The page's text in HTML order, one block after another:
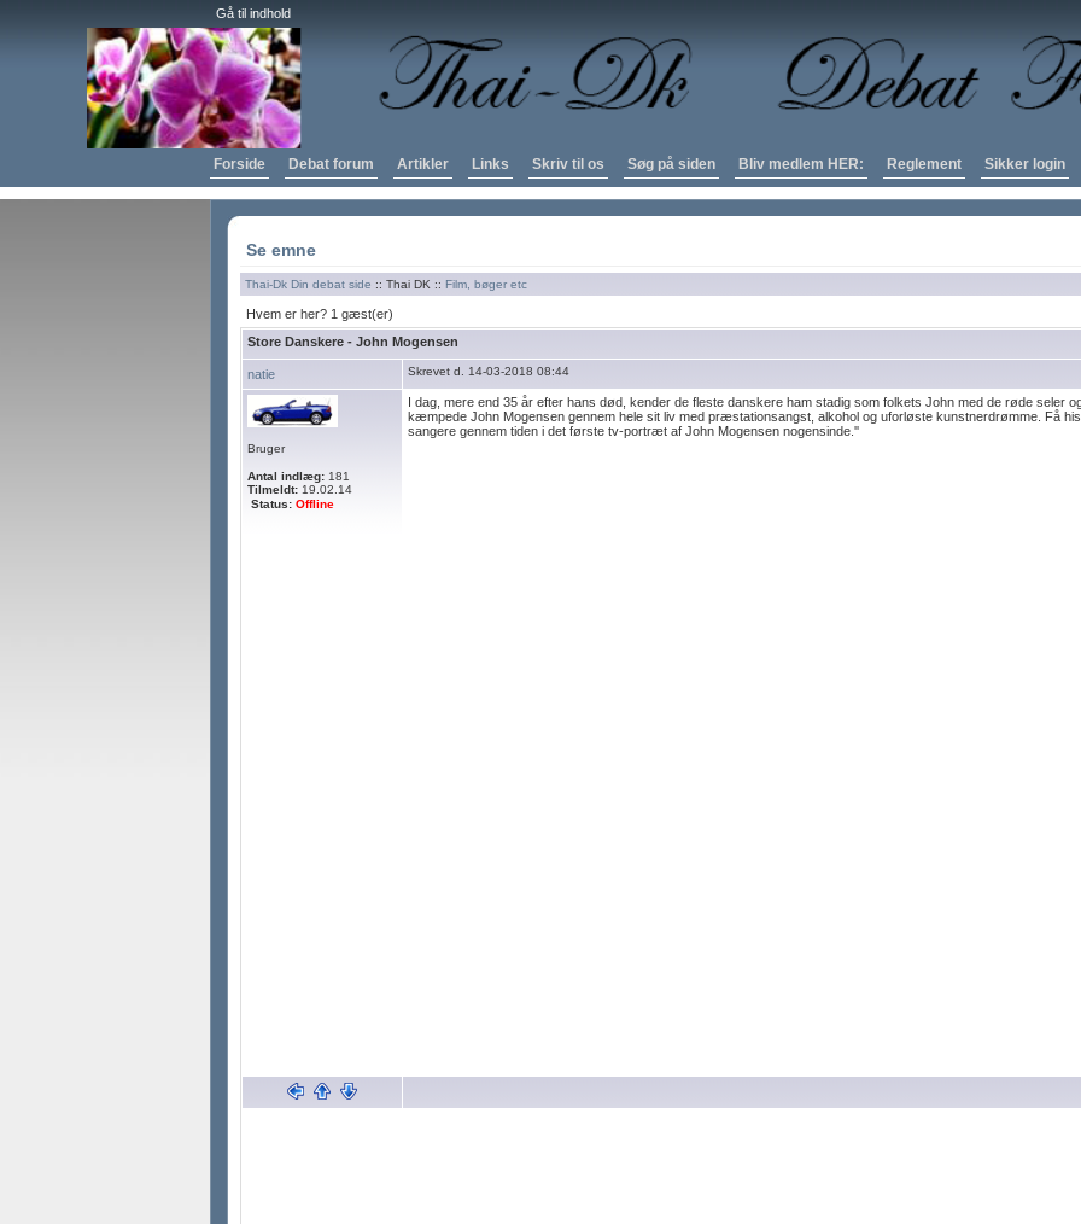
Gå til indhold
Forside Debat forum Artikler Links Skriv til os Søg på siden Bliv medlem HER: Reglement Sikker login
Se emne
Thai-Dk Din debat side :: Thai DK :: Film, bøger etc
Hvem er her? 1 gæst(er)
Store Danskere - John Mogensen
natie Skrevet d. 14-03-2018 08:44
Bruger
Antal indlæg: 181
Tilmeldt: 19.02.14
Status: Offline
I dag, mere end 35 år efter hans død, kender de fleste danskere ham stadig som folkets John med de røde seler
kæmpede John Mogensen gennem hele sit liv med præstationsangst, alkohol og uforløste kunstnerdrømme. Få
sangere gennem tiden i det første tv-portræt af John Mogensen nogensinde.''